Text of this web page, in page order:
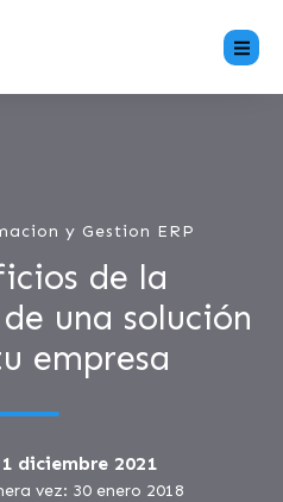
y Gestion ERP
de la
una solución
empresa
diciembre 2021
vez: 30 enero 2018